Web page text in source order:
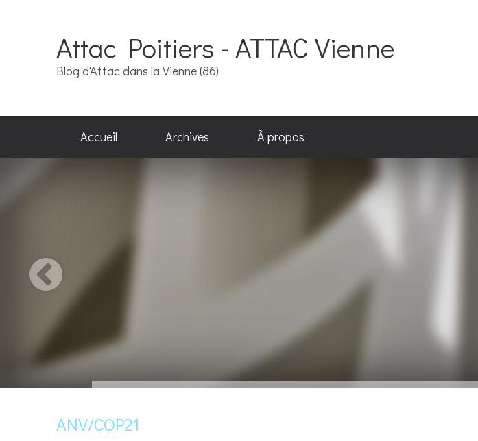
Attac Poitiers - ATTAC Vienne
Blog d'Attac dans la Vienne (86)
Accueil Archives À propos
ANV/COP21